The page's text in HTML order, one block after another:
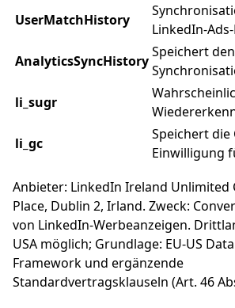
UserMatchHistory
LinkedIn-
AnalyticsSyncHistory
Speichert
li_sugr
li_gc
Speichert die
Einwilligung
Anbieter: LinkedIn Ireland Unlimited
Place, Dublin 2, Irland. Zweck:
von LinkedIn-Werbeanzeigen.
USA möglich; Grundlage: EU-US
Framework und ergänzende
Standardvertragsklauseln (Art. 46